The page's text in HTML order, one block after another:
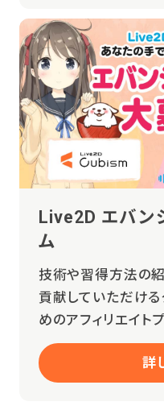
Live2D エバン
ム
技術や習得方法の
貢献していただけ
めのアフィリエイト
詳